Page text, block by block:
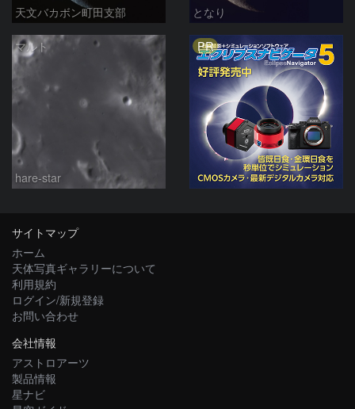
天文バカボン町田支部 となり
マルト
hare-star
PR
サイトマップ
ホーム
天体写真ギャラリーについて
利用規約
ログイン/新規登録
お問い合わせ
会社情報
アストロアーツ
製品情報
星ナビ